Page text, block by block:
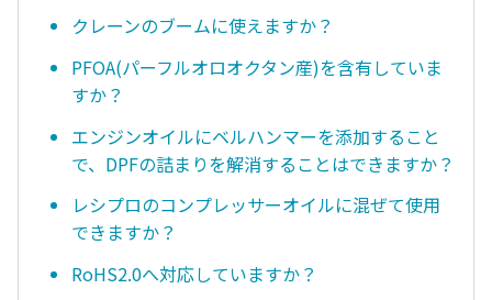
クレーンのブームに使えますか？
PFOA(パーフルオロオクタン産)を含有していま
すか？
エンジンオイルにベルハンマーを添加すること
で、DPFの詰まりを解消することはできますか？
レシプロのコンプレッサーオイルに混ぜて使用
できますか？
RoHS2.0へ対応していますか？